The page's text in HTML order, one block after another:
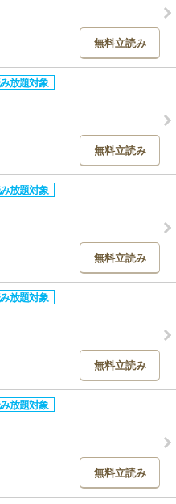
無料立読み
無料立読み
無料立読み
無料立読み
無料立読み